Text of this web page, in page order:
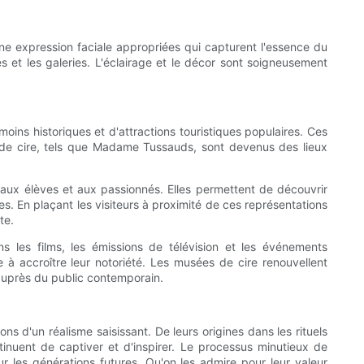
expression faciale appropriées qui capturent l'essence du
les galeries. L'éclairage et le décor sont soigneusement
historiques et d'attractions touristiques populaires. Ces
cire, tels que Madame Tussauds, sont devenus des lieux
élèves et aux passionnés. Elles permettent de découvrir
En plaçant les visiteurs à proximité de ces représentations
les films, les émissions de télévision et les événements
accroître leur notoriété. Les musées de cire renouvellent
du public contemporain.
d'un réalisme saisissant. De leurs origines dans les rituels
de captiver et d'inspirer. Le processus minutieux de